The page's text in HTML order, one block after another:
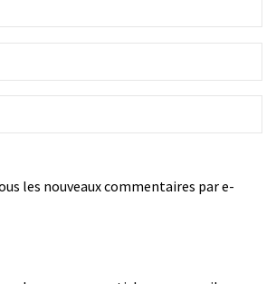
les nouveaux commentaires par e-